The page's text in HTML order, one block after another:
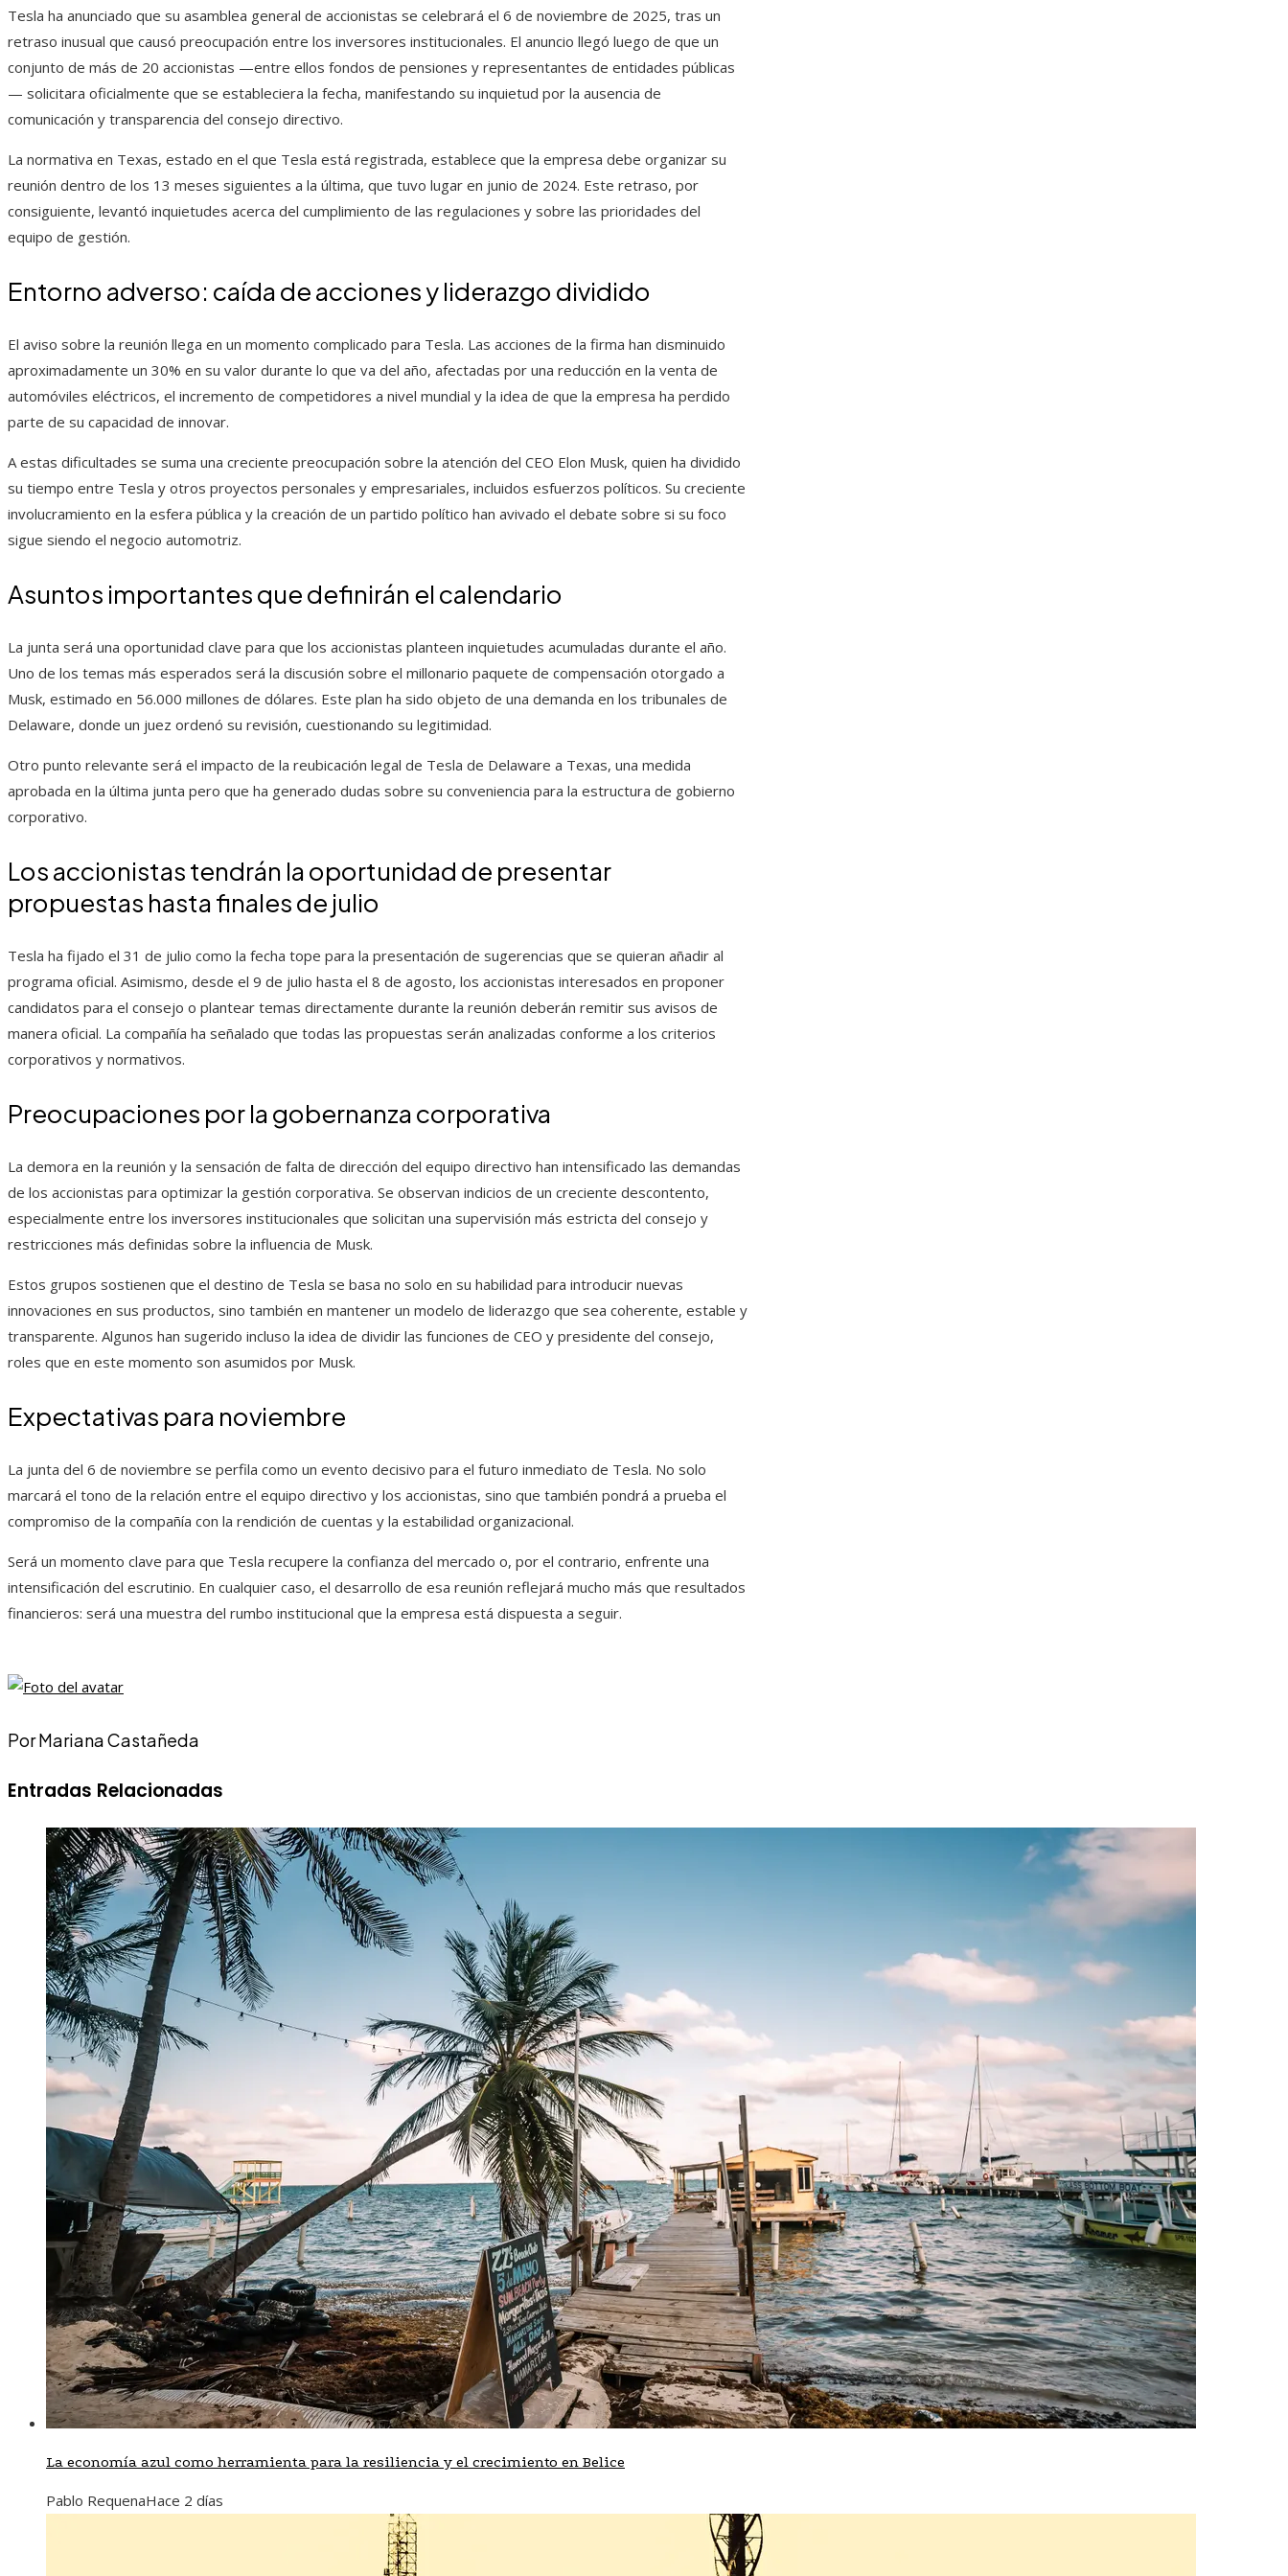
Tesla ha anunciado que su asamblea general de accionistas se celebrará el 6 de noviembre de 2025, tras un
retraso inusual que causó preocupación entre los inversores institucionales. El anuncio llegó luego de que un
conjunto de más de 20 accionistas —entre ellos fondos de pensiones y representantes de entidades públicas
— solicitara oficialmente que se estableciera la fecha, manifestando su inquietud por la ausencia de
comunicación y transparencia del consejo directivo.
La normativa en Texas, estado en el que Tesla está registrada, establece que la empresa debe organizar su
reunión dentro de los 13 meses siguientes a la última, que tuvo lugar en junio de 2024. Este retraso, por
consiguiente, levantó inquietudes acerca del cumplimiento de las regulaciones y sobre las prioridades del
equipo de gestión.
Entorno adverso: caída de acciones y liderazgo dividido
El aviso sobre la reunión llega en un momento complicado para Tesla. Las acciones de la firma han disminuido
aproximadamente un 30% en su valor durante lo que va del año, afectadas por una reducción en la venta de
automóviles eléctricos, el incremento de competidores a nivel mundial y la idea de que la empresa ha perdido
parte de su capacidad de innovar.
A estas dificultades se suma una creciente preocupación sobre la atención del CEO Elon Musk, quien ha dividido
su tiempo entre Tesla y otros proyectos personales y empresariales, incluidos esfuerzos políticos. Su creciente
involucramiento en la esfera pública y la creación de un partido político han avivado el debate sobre si su foco
sigue siendo el negocio automotriz.
Asuntos importantes que definirán el calendario
La junta será una oportunidad clave para que los accionistas planteen inquietudes acumuladas durante el año.
Uno de los temas más esperados será la discusión sobre el millonario paquete de compensación otorgado a
Musk, estimado en 56.000 millones de dólares. Este plan ha sido objeto de una demanda en los tribunales de
Delaware, donde un juez ordenó su revisión, cuestionando su legitimidad.
Otro punto relevante será el impacto de la reubicación legal de Tesla de Delaware a Texas, una medida
aprobada en la última junta pero que ha generado dudas sobre su conveniencia para la estructura de gobierno
corporativo.
Los accionistas tendrán la oportunidad de presentar
propuestas hasta finales de julio
Tesla ha fijado el 31 de julio como la fecha tope para la presentación de sugerencias que se quieran añadir al
programa oficial. Asimismo, desde el 9 de julio hasta el 8 de agosto, los accionistas interesados en proponer
candidatos para el consejo o plantear temas directamente durante la reunión deberán remitir sus avisos de
manera oficial. La compañía ha señalado que todas las propuestas serán analizadas conforme a los criterios
corporativos y normativos.
Preocupaciones por la gobernanza corporativa
La demora en la reunión y la sensación de falta de dirección del equipo directivo han intensificado las demandas
de los accionistas para optimizar la gestión corporativa. Se observan indicios de un creciente descontento,
especialmente entre los inversores institucionales que solicitan una supervisión más estricta del consejo y
restricciones más definidas sobre la influencia de Musk.
Estos grupos sostienen que el destino de Tesla se basa no solo en su habilidad para introducir nuevas
innovaciones en sus productos, sino también en mantener un modelo de liderazgo que sea coherente, estable y
transparente. Algunos han sugerido incluso la idea de dividir las funciones de CEO y presidente del consejo,
roles que en este momento son asumidos por Musk.
Expectativas para noviembre
La junta del 6 de noviembre se perfila como un evento decisivo para el futuro inmediato de Tesla. No solo
marcará el tono de la relación entre el equipo directivo y los accionistas, sino que también pondrá a prueba el
compromiso de la compañía con la rendición de cuentas y la estabilidad organizacional.
Será un momento clave para que Tesla recupere la confianza del mercado o, por el contrario, enfrente una
intensificación del escrutinio. En cualquier caso, el desarrollo de esa reunión reflejará mucho más que resultados
financieros: será una muestra del rumbo institucional que la empresa está dispuesta a seguir.
Por Mariana Castañeda
Entradas Relacionadas
La economía azul como herramienta para la resiliencia y el crecimiento en Belice
Pablo RequenaHace 2 días